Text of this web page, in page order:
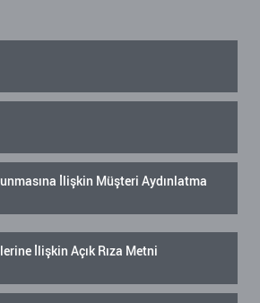
İlişkin Müşteri Aydınlatma
İlişkin Açık Rıza Metni